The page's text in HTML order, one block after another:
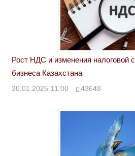
Рост НДС и изменения налоговой
бизнеса Казахстана
30.01.2025 11:00 43648